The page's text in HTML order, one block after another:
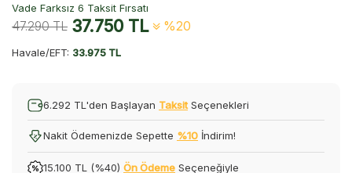
Vade Farksız 6 Taksit Fırsatı
47.290TL 37.750TL %20
Havale/EFT: 33.975 TL
6.292 TL'den Başlayan Taksit Seçenekleri
Nakit Ödemenizde Sepette %10 İndirim!
15.100 TL (%40) Ön Ödeme Seçeneğiyle